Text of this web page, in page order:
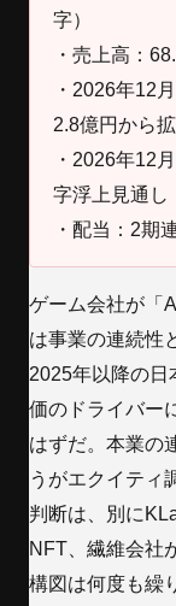
字）
・売上高：
・2026年12
2.8億円から拡
・2026年12
字浮上見通し
・配当：2期
ゲーム会社が「
は事業の連続性
2025年以降の日
価のドライバー
はずだ。本業の
うがエクイティ
判断は、別に
NFT、繊維会社
構図は何度も繰